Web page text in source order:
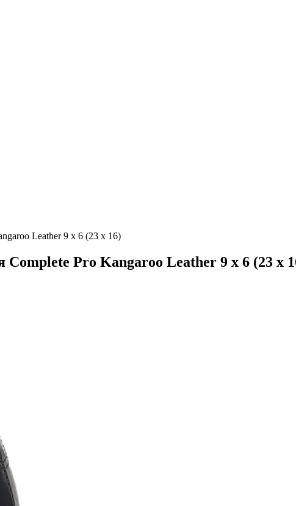
Leather 9 x 6 (23 x 16)
Complete Pro Kangaroo Leather 9 x 6 (23 x